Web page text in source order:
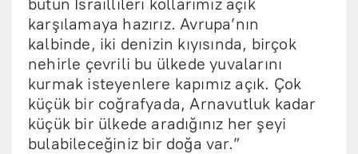
bütün İsraillileri kollarımız açık
karşılamaya hazırız. Avrupa’nın
kalbinde, iki denizin kıyısında, birçok
nehirle çevrili bu ülkede yuvalarını
kurmak isteyenlere kapımız açık. Çok
küçük bir coğrafyada, Arnavutluk kadar
küçük bir ülkede aradığınız her şeyi
bulabileceğiniz bir doğa var.”